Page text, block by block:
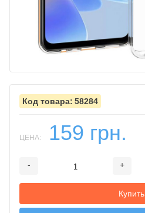
58284
ЦЕНА: 159 грн.
- +
Купить